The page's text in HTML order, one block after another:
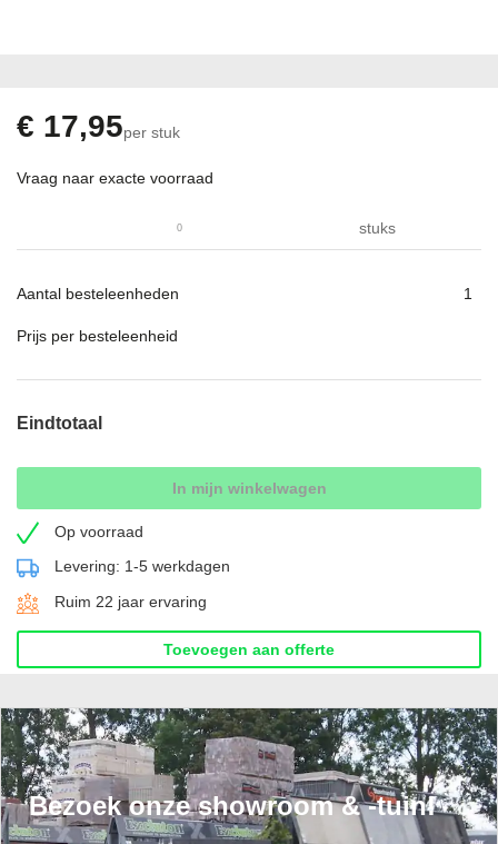
begin
van
afbeeldingen-
€ 17,95per stuk
Vraag naar exacte voorraad
stuks
Aantal besteleenheden
Prijs per besteleenheid
Eindtotaal
In mijn winkelwagen
Op voorraad
Levering: 1-5 werkdagen
Ruim 22 jaar ervaring
Toevoegen aan offerte
Bezoek onze showroom & -tuin!